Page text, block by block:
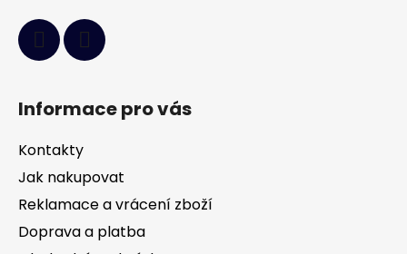
Informace pro vás
Kontakty
Jak nakupovat
Reklamace a vrácení zboží
Doprava a platba